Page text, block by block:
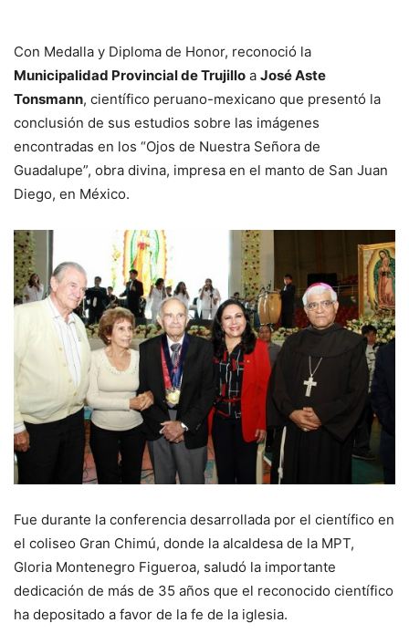
Con Medalla y Diploma de Honor, reconoció la
Municipalidad Provincial de Trujillo a José Aste
Tonsmann, científico peruano-mexicano que presentó la
conclusión de sus estudios sobre las imágenes
encontradas en los “Ojos de Nuestra Señora de
Guadalupe”, obra divina, impresa en el manto de San Juan
Diego, en México.
Fue durante la conferencia desarrollada por el científico en
el coliseo Gran Chimú, donde la alcaldesa de la MPT,
Gloria Montenegro Figueroa, saludó la importante
dedicación de más de 35 años que el reconocido científico
ha depositado a favor de la fe de la iglesia.